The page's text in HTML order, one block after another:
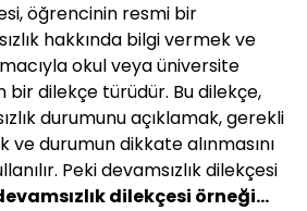
öğrencinin resmi bir
hakkında bilgi vermek ve
okul veya üniversite
bir dilekçe türüdür. Bu dilekçe,
durumunu açıklamak, gerekli
durumun dikkate alınmasını
Peki devamsızlık dilekçesi
dilekçesi örneği…